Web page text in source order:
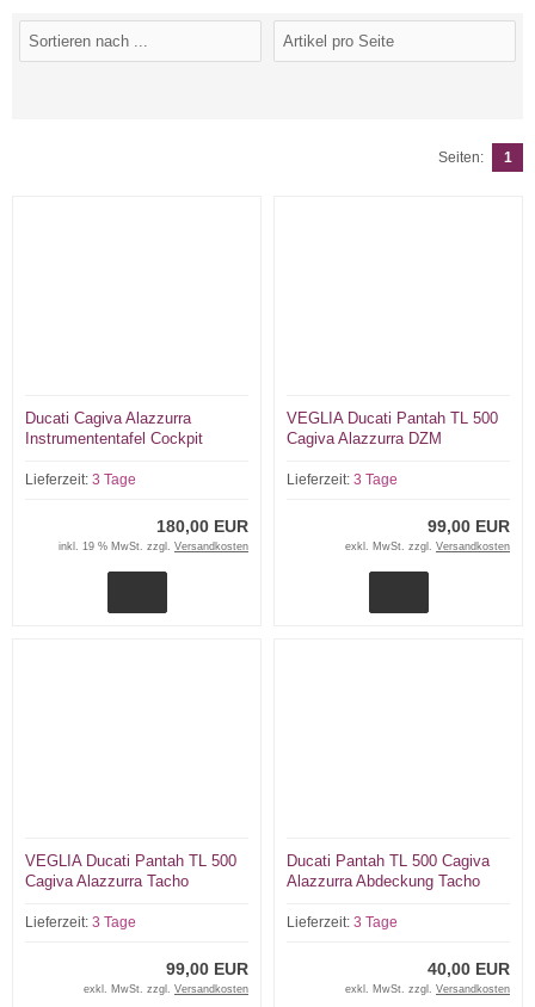
Seiten: 1
Ducati Cagiva Alazzurra
Instrumententafel Cockpit
Lieferzeit: 3 Tage
180,00 EUR
inkl. 19 % MwSt. zzgl. Versandkosten
VEGLIA Ducati Pantah TL 500
Cagiva Alazzurra DZM
Lieferzeit: 3 Tage
99,00 EUR
exkl. MwSt. zzgl. Versandkosten
VEGLIA Ducati Pantah TL 500
Cagiva Alazzurra Tacho
Lieferzeit: 3 Tage
99,00 EUR
exkl. MwSt. zzgl. Versandkosten
Ducati Pantah TL 500 Cagiva
Alazzurra Abdeckung Tacho
Lieferzeit: 3 Tage
40,00 EUR
exkl. MwSt. zzgl. Versandkosten